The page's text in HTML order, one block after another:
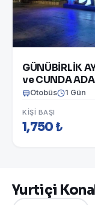
GÜNÜBİRLİK
Otobüs 1 Gün
KIŞI BAŞI
1,750 ₺
Yurtiçi